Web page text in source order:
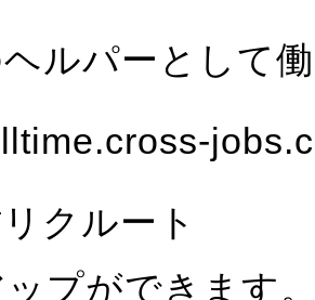
ルパーとして
クルート
プができます